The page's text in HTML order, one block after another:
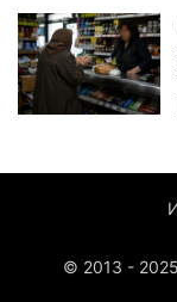
© 2013 -